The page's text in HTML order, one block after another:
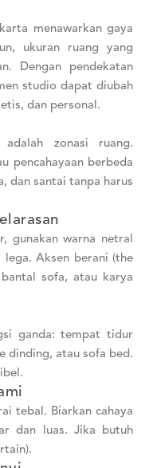
menawarkan gaya
ukuran ruang yang
Dengan pendekatan
studio dapat diubah
dan personal.
zonasi ruang.
pencahayaan berbeda
dan santai tanpa harus
gunakan warna netral
lega. Aksen berani (the
sofa, atau karya
ganda: tempat tidur
dinding, atau sofa bed.
tebal. Biarkan cahaya
dan luas. Jika butuh